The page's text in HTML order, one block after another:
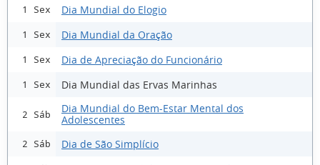
1 Sex Dia Mundial do Elogio
1 Sex Dia Mundial da Oração
1 Sex Dia de Apreciação do Funcionário
1 Sex Dia Mundial das Ervas Marinhas
2 Sáb
Dia Mundial do Bem-Estar Mental dos
Adolescentes
2 Sáb Dia de São Simplício